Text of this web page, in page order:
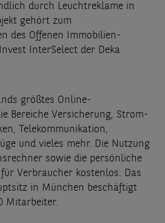
durch Leuchtreklame in
gehört zum
des Offenen Immobilien-
InterSelect der Deka
größtes Online-
Bereiche Versicherung, Strom-
Telekommunikation,
und vieles mehr. Die Nutzung
sowie die persönliche
Verbraucher kostenlos. Das
in München beschäftigt
Mitarbeiter.